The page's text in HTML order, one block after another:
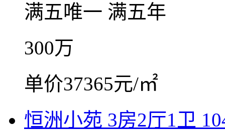
满五唯一 满五年
300万
单价37365元/㎡
恒洲小苑 3房2厅1卫